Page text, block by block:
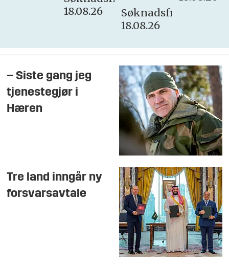
18.08.26
Søknadsfrist:
18.08.26
– Siste gang jeg
tjenestegjør i
Hæren
Tre land inngår ny
forsvarsavtale